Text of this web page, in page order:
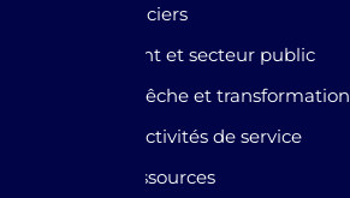
Services financiers
Gouvernement et secteur public
Agriculture, pêche et transformation
Tourisme et activités de service
Energie et ressources